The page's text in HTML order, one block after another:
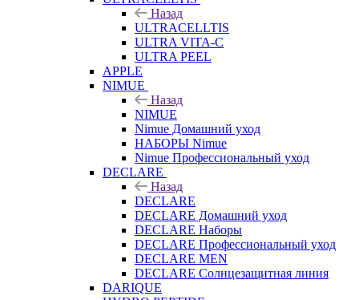
Назад
ULTRACELLTIS
ULTRA VITA-C
ULTRA PEEL
APPLE
NIMUE
Назад
NIMUE
Nimue Домашний уход
НАБОРЫ Nimue
Nimue Профессиональный уход
DECLARE
Назад
DECLARE
DECLARE Домашний уход
DECLARE Наборы
DECLARE Профессиональный уход
DECLARE MEN
DECLARE Солнцезащитная линия
DARIQUE